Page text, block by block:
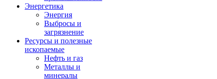
Энергетика
Энергия
Выбросы и
загрязнение
Ресурсы и полезные
ископаемые
Нефть и газ
Металлы и
минералы